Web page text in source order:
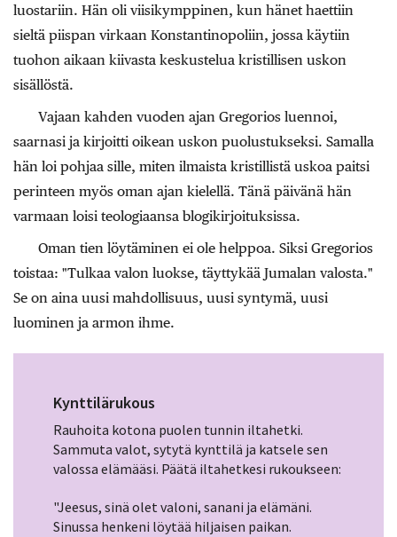
luostariin. Hän oli viisikymppinen, kun hänet haettiin
sieltä piispan virkaan Konstantinopoliin, jossa käytiin
tuohon aikaan kiivasta keskustelua kristillisen uskon
sisällöstä.
Vajaan kahden vuoden ajan Gregorios luennoi,
saarnasi ja kirjoitti oikean uskon puolustukseksi. Samalla
hän loi pohjaa sille, miten ilmaista kristillistä uskoa paitsi
perinteen myös oman ajan kielellä. Tänä päivänä hän
varmaan loisi teologiaansa blogikirjoituksissa.
Oman tien löytäminen ei ole helppoa. Siksi Gregorios
toistaa: "Tulkaa valon luokse, täyttykää Jumalan valosta."
Se on aina uusi mahdollisuus, uusi syntymä, uusi
luominen ja armon ihme.
Kynttilärukous
Rauhoita kotona puolen tunnin iltahetki.
Sammuta valot, sytytä kynttilä ja katsele sen
valossa elämääsi. Päätä iltahetkesi rukoukseen:
"Jeesus, sinä olet valoni, sanani ja elämäni.
Sinussa henkeni löytää hiljaisen paikan.